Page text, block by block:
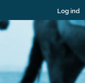
Log ind